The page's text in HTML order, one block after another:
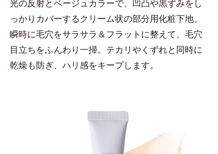
光の反射とベージュカラーで、凹凸や黒ずみをし
っかりカバーするクリーム状の部分用化粧下地。
瞬時に毛穴をサラサラ＆フラットに整えて、毛穴
目立ちをふんわり一掃。テカリやくずれと同時に
乾燥も防ぎ、ハリ感をキープします。